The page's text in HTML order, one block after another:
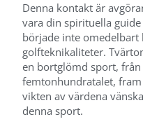
Denna kontakt är
vara din spirituella
började inte omedelbart
golfteknikaliteter.
en bortglömd sport, från
femtonhundratalet,
vikten av värdena
denna sport.